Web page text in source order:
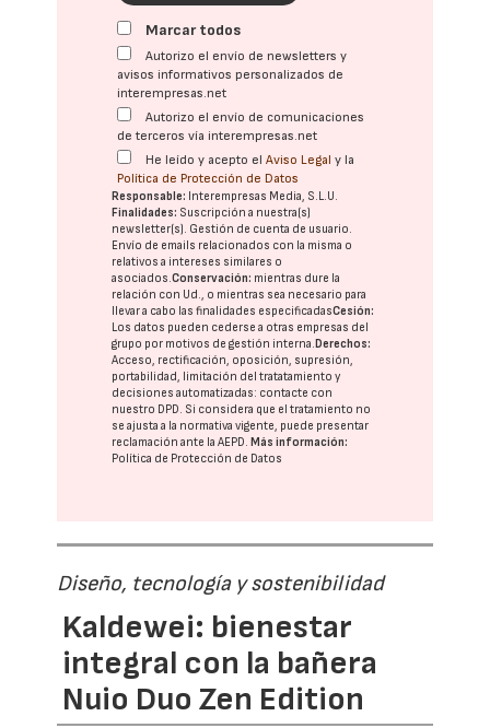
Marcar todos
Autorizo el envío de newsletters y
avisos informativos personalizados de
interempresas.net
Autorizo el envío de comunicaciones
de terceros vía interempresas.net
He leído y acepto elAviso Legal y la
Política de Protección de Datos
Responsable: Interempresas Media, S.L.U.
Finalidades: Suscripción a nuestra(s)
newsletter(s). Gestión de cuenta de usuario.
Envío de emails relacionados con la misma o
relativos a intereses similares o
asociados.Conservación: mientras dure la
relación con Ud., o mientras sea necesario para
llevar a cabo las finalidades especificadasCesión:
Los datos pueden cederse a otras empresas del
grupo por motivos de gestión interna. Derechos:
Acceso, rectificación, oposición, supresión,
portabilidad, limitación del tratatamiento y
decisiones automatizadas: contacte con
nuestro DPD. Si considera que el tratamiento no
se ajusta a la normativa vigente, puede presentar
reclamación ante laAEPD. Más información:
Política de Protección de Datos
Diseño, tecnología y sostenibilidad
Kaldewei: bienestar
integral con la bañera
Nuio Duo Zen Edition